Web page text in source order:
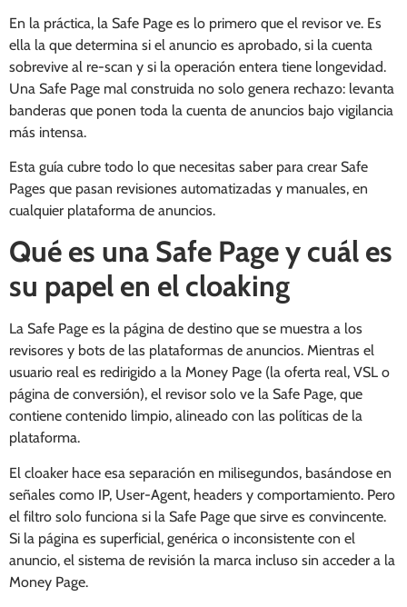
En la práctica, la Safe Page es lo primero que el revisor ve. Es
ella la que determina si el anuncio es aprobado, si la cuenta
sobrevive al re-scan y si la operación entera tiene longevidad.
Una Safe Page mal construida no solo genera rechazo: levanta
banderas que ponen toda la cuenta de anuncios bajo vigilancia
más intensa.
Esta guía cubre todo lo que necesitas saber para crear Safe
Pages que pasan revisiones automatizadas y manuales, en
cualquier plataforma de anuncios.
Qué es una Safe Page y cuál es
su papel en el cloaking
La Safe Page es la página de destino que se muestra a los
revisores y bots de las plataformas de anuncios. Mientras el
usuario real es redirigido a la Money Page (la oferta real, VSL o
página de conversión), el revisor solo ve la Safe Page, que
contiene contenido limpio, alineado con las políticas de la
plataforma.
El cloaker hace esa separación en milisegundos, basándose en
señales como IP, User-Agent, headers y comportamiento. Pero
el filtro solo funciona si la Safe Page que sirve es convincente.
Si la página es superficial, genérica o inconsistente con el
anuncio, el sistema de revisión la marca incluso sin acceder a la
Money Page.